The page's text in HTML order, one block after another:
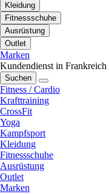
Kleidung
Fitnessschuhe
Ausrüstung
Outlet
Marken
Kundendienst in Frankreich
Suchen
Fitness / Cardio
Krafttraining
CrossFit
Yoga
Kampfsport
Kleidung
Fitnessschuhe
Ausrüstung
Outlet
Marken